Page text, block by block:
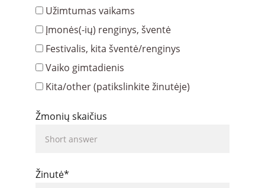
Užimtumas vaikams
Įmonės(-ių) renginys, šventė
Festivalis, kita šventė/renginys
Vaiko gimtadienis
Kita/other (patikslinkite žinutėje)
Žmonių skaičius
Žinutė*